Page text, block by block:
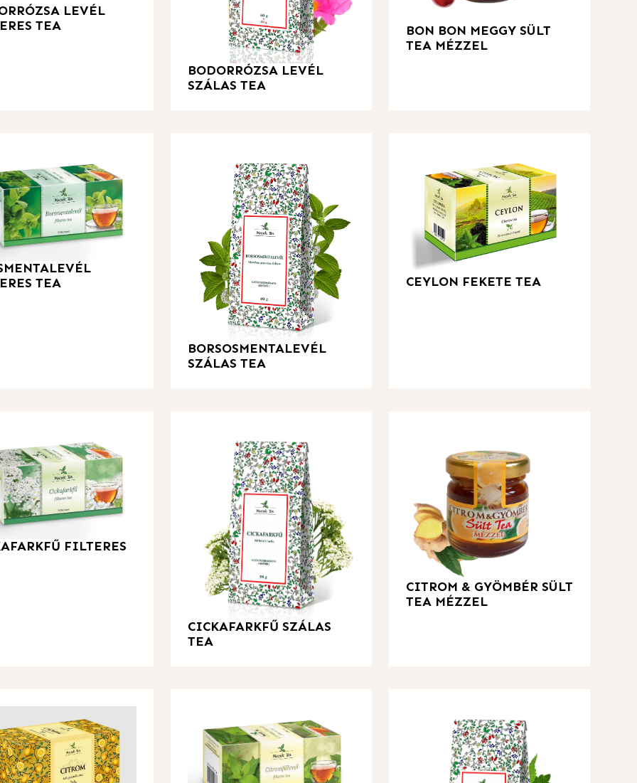
LEVÉL
TEA
BODORRÓZSA LEVÉL
SZÁLAS TEA
BON BON MEGGY SÜLT
TEA MÉZZEL
TEA
BORSOSMENTALEVÉL
SZÁLAS TEA
CEYLON FEKETE TEA
FILTERES
CICKAFARKFŰ SZÁLAS
TEA
CITROM & GYÖMBÉR SÜLT
TEA MÉZZEL